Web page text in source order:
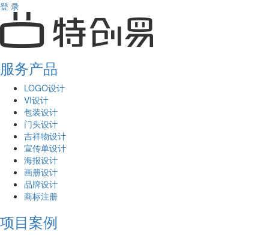
登 录
服务产品
LOGO设计
VI设计
包装设计
门头设计
吉祥物设计
宣传单设计
海报设计
画册设计
品牌设计
商标注册
项目案例